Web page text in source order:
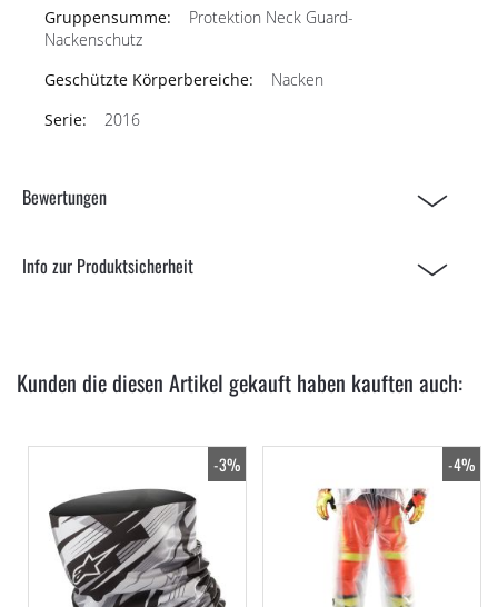
Protektion Neck Guard-
Nackenschutz
Nacken
2016
Bewertungen
Info zur Produktsicherheit
Kunden die diesen Artikel gekauft haben kauften auch:
-3% -4%